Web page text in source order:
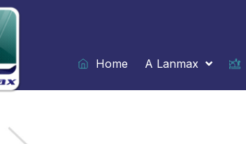
Ir
para
o
conteúdo
Home
A Lanmax